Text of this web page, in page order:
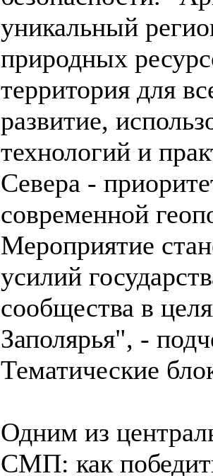
уникальный
природных
территория для
развитие,
технологий и
Севера -
современной
Мероприятие
усилий
сообщества в
Заполярья", -
Тематические
Одним из
СМП: как